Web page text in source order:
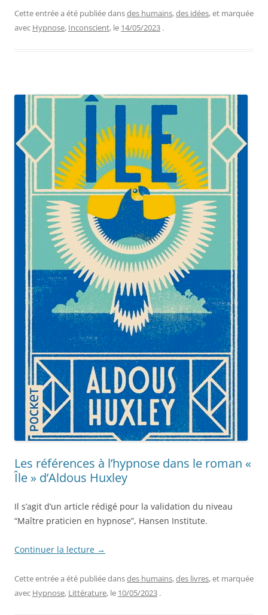
Cette entrée a été publiée dansdes humains,des idées, et marquée
avec Hypnose, Inconscient, le 14/05/2023 .
Les références à l’hypnose dans le roman «
Île » d’Aldous Huxley
Il s’agit d’un article rédigé pour la validation du niveau
“Maître praticien en hypnose”, Hansen Institute.
Continuer la lecture →
Cette entrée a été publiée dansdes humains,des livres, et marquée
avec Hypnose, Littérature, le 10/05/2023 .